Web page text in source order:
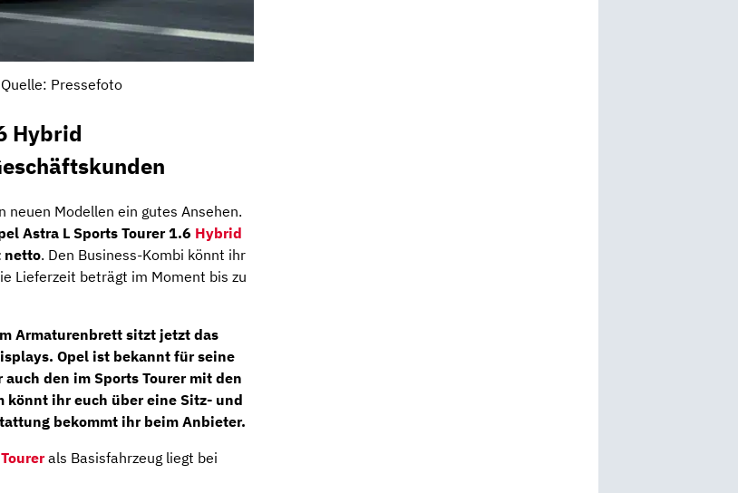
Pressefoto
Hybrid
Modellen ein gutes Ansehen.
Astra L Sports Tourer 1.6 Hybrid
netto. Den Business-Kombi könnt ihr
Lieferzeit beträgt im Moment bis zu
Armaturenbrett sitzt jetzt das
. Opel ist bekannt für seine
den im Sports Tourer mit den
könnt ihr euch über eineSitz- und
bekommt ihr beim Anbieter.
als Basisfahrzeug liegt bei